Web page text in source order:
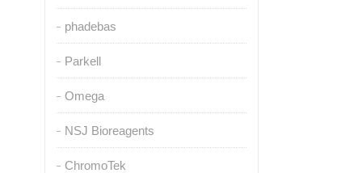
phadebas
Parkell
Omega
NSJ Bioreagents
ChromoTek